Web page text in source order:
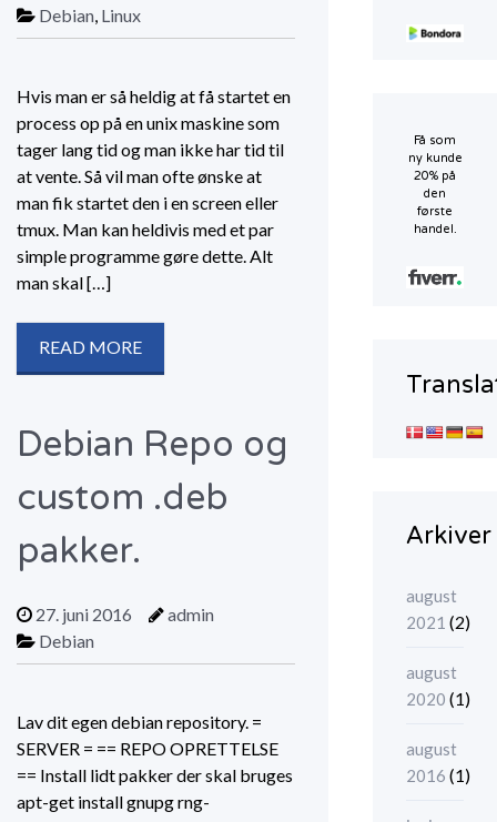
Debian, Linux
Hvis man er så heldig at få startet en
process op på en unix maskine som
tager lang tid og man ikke har tid til
at vente. Så vil man ofte ønske at
man fik startet den i en screen eller
tmux. Man kan heldivis med et par
simple programme gøre dette. Alt
man skal […]
READ MORE
Debian Repo og
custom .deb
pakker.
27. juni 2016
admin
Debian
Lav dit egen debian repository. =
SERVER = == REPO OPRETTELSE
== Install lidt pakker der skal bruges
apt-get install gnupg rng-
Få som
ny kunde
20% på
den
første
handel.
Arkiver
august
2021 (2)
august
2020 (1)
august
2016 (1)